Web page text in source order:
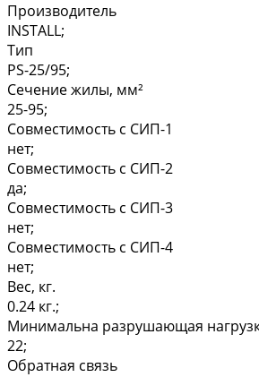
Производитель
INSTALL;
Тип
PS-25/95;
Сечение жилы, мм²
25-95;
Совместимость с СИП-1
нет;
Совместимость с СИП-2
да;
Совместимость с СИП-3
нет;
Совместимость с СИП-4
нет;
Вес, кг.
0.24 кг.;
Минимальна разрушающая
22;
Обратная связь